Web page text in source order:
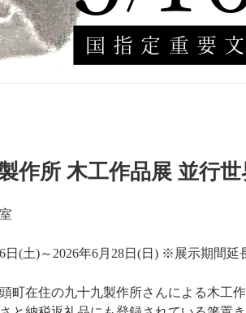
作所 木工作品展 並行
日(土)～2026年6月28日(日) ※展示期間延
町在住の九十九製作所さんによる木工